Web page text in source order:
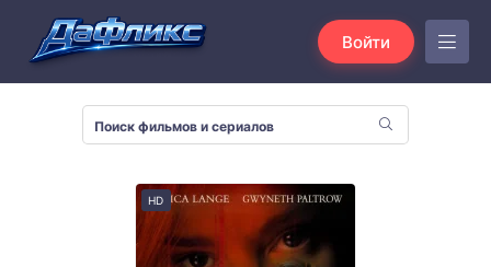
Войти
HD